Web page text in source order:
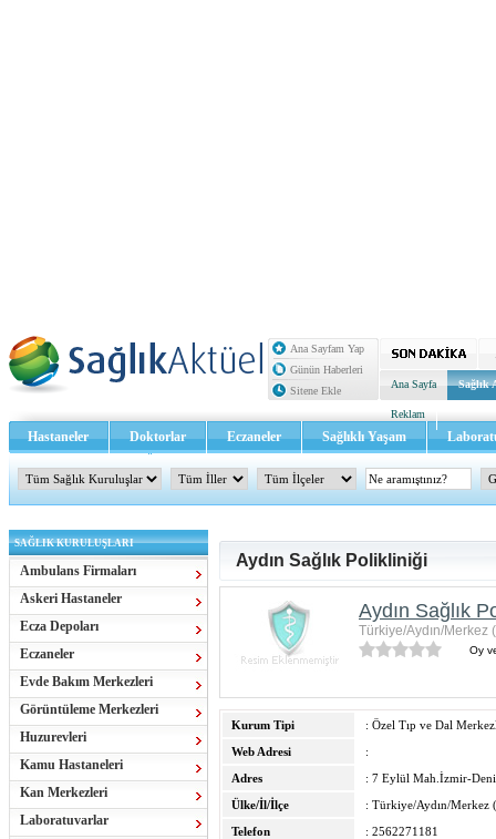
Ana Sayfam Yap
Günün Haberleri
Sitene Ekle
Ana Sayfa Sağlık
Reklam
Hastaneler Doktorlar Eczaneler Sağlıklı Yaşam
Sağlık TV - Video İletişim
SAĞLIK KURULUŞLARI
Ambulans Firmaları
Askeri Hastaneler
Ecza Depoları
Eczaneler
Evde Bakım Merkezleri
Görüntüleme Merkezleri
Huzurevleri
Kamu Hastaneleri
Kan Merkezleri
Laboratuvarlar
Aydın Sağlık Polikliniği
Aydın Sağlık
Türkiye/Aydın/Merkez
Oy
Kurum Tipi
: Özel Tıp ve Dal
Web Adresi
:
Adres
: 7 Eylül Mah.İzmir-
Ülke/İl/İlçe
: Türkiye/Aydın/Merkez
Telefon
: 2562271181